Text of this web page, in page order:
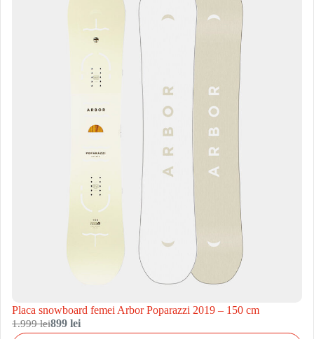
Placa snowboard femei Arbor Poparazzi 2019 – 150 cm
1.999 lei899 lei